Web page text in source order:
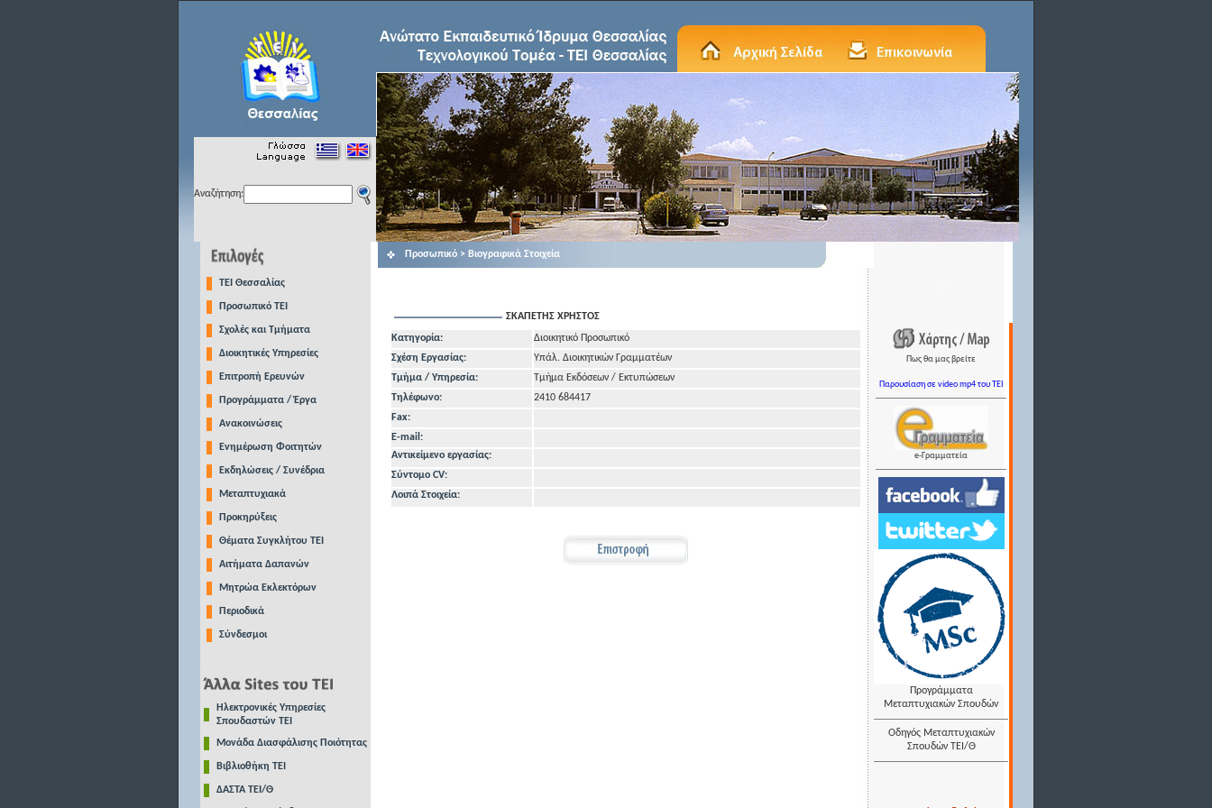
Αναζήτηση:
TEI Θεσσαλίας
Προσωπικό ΤΕΙ
Σχολές και Τμήματα
Διοικητικές Υπηρεσίες
Επιτροπή Ερευνών
Προγράμματα / Έργα
Ανακοινώσεις
Ενημέρωση Φοιτητών
Εκδηλώσεις / Συνέδρια
Μεταπτυχιακά
Προκηρύξεις
Θέματα Συγκλήτου ΤΕΙ
Αιτήματα Δαπανών
Μητρώα Εκλεκτόρων
Περιοδικά
Σύνδεσμοι
Ηλεκτρονικές Υπηρεσίες
Σπουδαστών ΤΕΙ
Μονάδα Διασφάλισης Ποιότητας
Βιβλιοθήκη ΤΕΙ
ΔΑΣΤΑ ΤΕΙ/Θ
Προσωπικό > Βιογραφικά Στοιχεία
ΣΚΑΠΕΤΗΣ ΧΡΗΣΤΟΣ
Κατηγορία:
Διοικητικό Προσωπικό
Σχέση Εργασίας:
Υπάλ. Διοικητικών Γραμματέων
Τμήμα / Υπηρεσία:
Τμήμα Εκδόσεων / Εκτυπώσεων
Τηλέφωνo:
2410 684417
Fax:
E-mail:
Αντικείμενο εργασίας:
Σύντομο CV:
Λοιπά Στοιχεία:
Πως θα μας βρείτε
Παρουσίαση σε video mp4 του TEI
e-Γραμματεία
Προγράμματα
Μεταπτυχιακών Σπουδών
Οδηγός Μεταπτυχιακών
Σπουδών ΤΕΙ/Θ